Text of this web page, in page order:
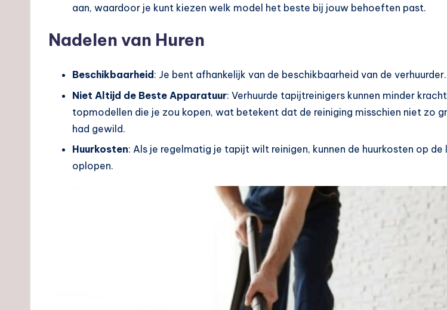
aan, waardoor je kunt kiezen welk model het beste bij jouw behoeften past.
Nadelen van Huren
Beschikbaarheid : Je bent afhankelijk van de beschikbaarheid van de verhuurder.
Niet Altijd de Beste Apparatuur: Verhuurde tapijtreinigers kunnen minder
topmodellen die je zou kopen, wat betekent dat de reiniging misschien niet zo
had gewild.
Huurkosten: Als je regelmatig je tapijt wilt reinigen, kunnen de huurkosten op de
oplopen.